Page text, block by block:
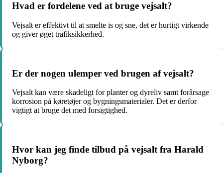
Hvad er fordelene ved at bruge vejsalt?
Vejsalt er effektivt til at smelte is og sne, det er hurtigt virkende
og giver øget trafiksikkerhed.
Er der nogen ulemper ved brugen af vejsalt?
Vejsalt kan være skadeligt for planter og dyreliv samt forårsage
korrosion på køretøjer og bygningsmaterialer. Det er derfor
vigtigt at bruge det med forsigtighed.
Hvor kan jeg finde tilbud på vejsalt fra Harald
Nyborg?